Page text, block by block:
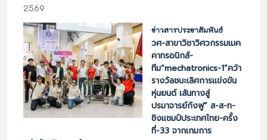
2569
ข่าวสารประชาสัมพันธ์
วศ-สาขาวิชาวิศวกรรมเมค
คาทรอนิกส์-
ทีม“mechatronics-1”คว้า
รางวัลชนะเลิศการแข่งขัน
หุ่นยนต์ เส้นทางสู่
ปรมาจารย์กังฟู” ส-ส-ท-
ชิงแชมป์ประเทศไทย-ครั้ง
ที่-33 จากเกมการ